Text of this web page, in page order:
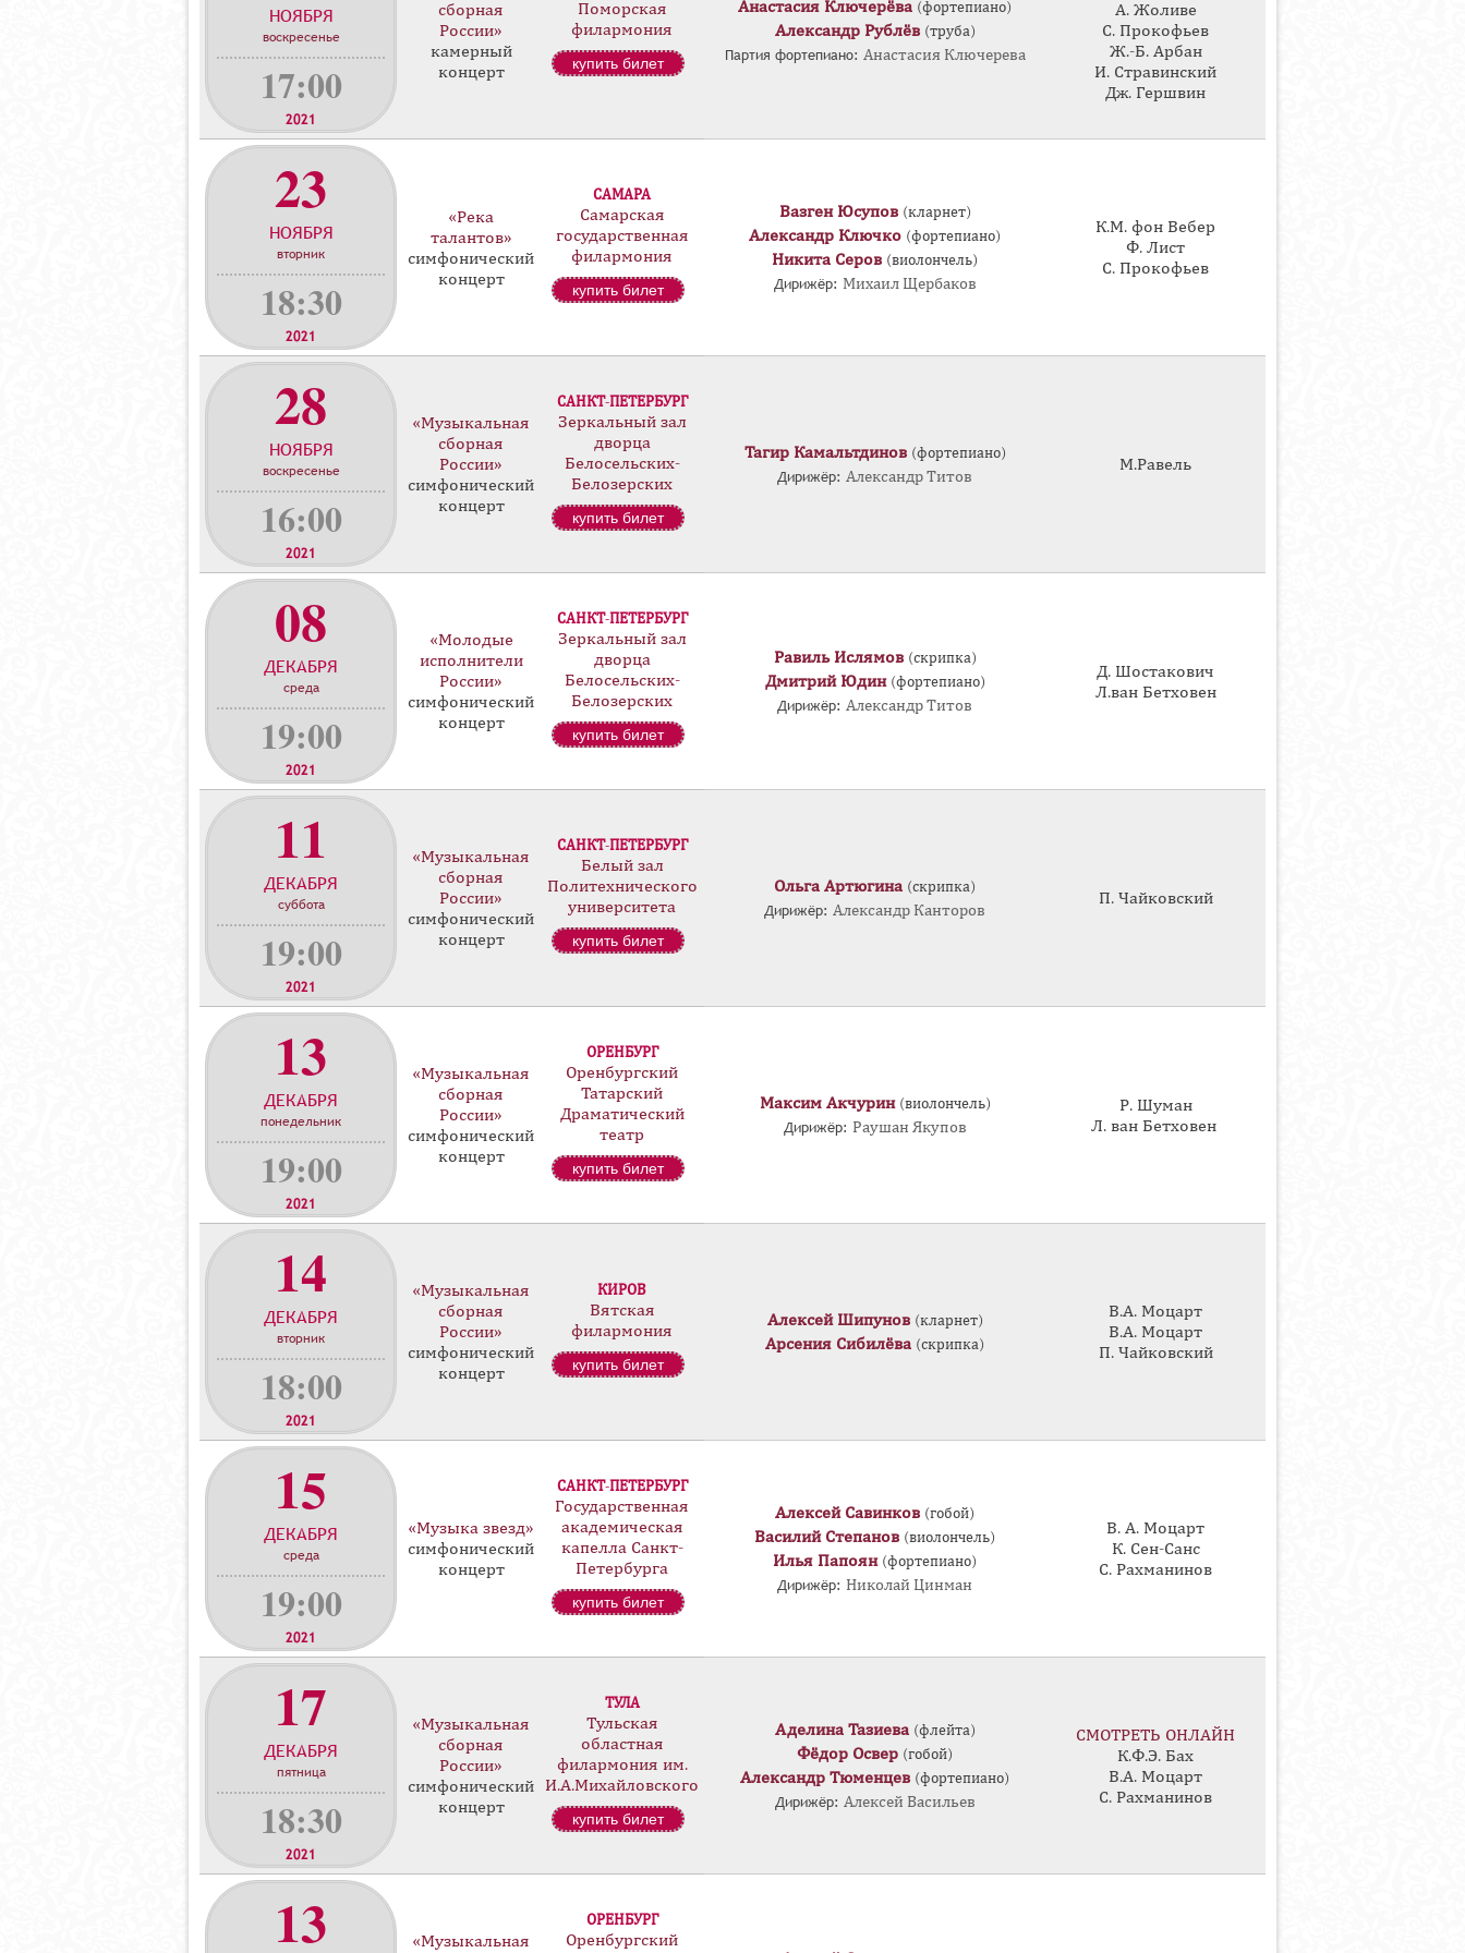
р
о
НОЯБРЯ
воскресенье
17:00
2021
сборная
России»
камерный
концерт
Поморская
филармония
купить билет
Анастасия Ключерёва (фортепиано)
Александр Рублёв (труба)
Партия фортепиано: Анастасия Ключерева
А. Жоливе
С. Прокофьев
Ж.-Б. Арбан
И. Стравинский
Дж. Гершвин
23
НОЯБРЯ
вторник
18:30
2021
«Река
талантов»
симфонический
концерт
САМАРА
Самарская
государственная
филармония
купить билет
Вазген Юсупов (кларнет)
Александр Ключко (фортепиано)
Никита Серов (виолончель)
Дирижёр: Михаил Щербаков
К.М. фон Вебер
Ф. Лист
С. Прокофьев
28
НОЯБРЯ
воскресенье
16:00
2021
«Музыкальная
сборная
России»
симфонический
концерт
САНКТ-ПЕТЕРБУРГ
Зеркальный зал
дворца
Белосельских-
Белозерских
купить билет
Тагир Камальтдинов (фортепиано)
Дирижёр: Александр Титов
М.Равель
08
ДЕКАБРЯ
среда
19:00
2021
«Молодые
исполнители
России»
симфонический
концерт
САНКТ-ПЕТЕРБУРГ
Зеркальный зал
дворца
Белосельских-
Белозерских
купить билет
Равиль Ислямов (скрипка)
Дмитрий Юдин (фортепиано)
Дирижёр: Александр Титов
Д. Шостакович
Л.ван Бетховен
11
ДЕКАБРЯ
суббота
19:00
2021
«Музыкальная
сборная
России»
симфонический
концерт
САНКТ-ПЕТЕРБУРГ
Белый зал
Политехнического
университета
купить билет
Ольга Артюгина (скрипка)
Дирижёр: Александр Канторов
П. Чайковский
13
ДЕКАБРЯ
понедельник
19:00
2021
«Музыкальная
сборная
России»
симфонический
концерт
ОРЕНБУРГ
Оренбургский
Татарский
Драматический
театр
купить билет
Максим Акчурин (виолончель)
Дирижёр: Раушан Якупов
Р. Шуман
Л. ван Бетховен
14
ДЕКАБРЯ
вторник
18:00
2021
«Музыкальная
сборная
России»
симфонический
концерт
КИРОВ
Вятская
филармония
купить билет
Алексей Шипунов (кларнет)
Арсения Сибилёва (скрипка)
В.А. Моцарт
В.А. Моцарт
П. Чайковский
15
ДЕКАБРЯ
среда
19:00
2021
«Музыка звезд»
симфонический
концерт
САНКТ-ПЕТЕРБУРГ
Государственная
академическая
капелла Санкт-
Петербурга
купить билет
Алексей Савинков (гобой)
Василий Степанов (виолончель)
Илья Папоян (фортепиано)
Дирижёр: Николай Цинман
В. А. Моцарт
К. Сен-Санс
С. Рахманинов
17
ДЕКАБРЯ
пятница
18:30
2021
«Музыкальная
сборная
России»
симфонический
концерт
ТУЛА
Тульская
областная
филармония им.
И.А.Михайловского
купить билет
Аделина Тазиева (флейта)
Фёдор Освер (гобой)
Александр Тюменцев (фортепиано)
Дирижёр: Алексей Васильев
СМОТРЕТЬ ОНЛАЙН
К.Ф.Э. Бах
В.А. Моцарт
С. Рахманинов
13
«Музыкальная
ОРЕНБУРГ
Оренбургский